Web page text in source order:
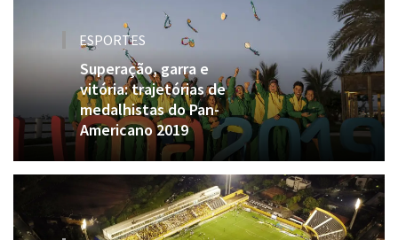
ESPORTES
Superação, garra e
vitória: trajetórias de
medalhistas do Pan-
Americano 2019